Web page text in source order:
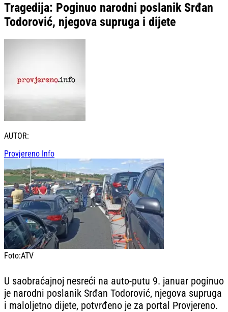
Tragedija: Poginuo narodni poslanik Srđan
Todorović, njegova supruga i dijete
AUTOR:
Provjereno Info
Foto:ATV
U saobraćajnoj nesreći na auto-putu 9. januar poginuo
je narodni poslanik Srđan Todorović, njegova supruga
i maloljetno dijete, potvrđeno je za portal Provjereno.